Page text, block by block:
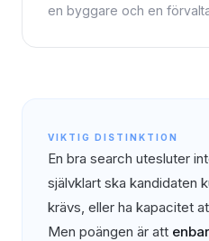
en byggare och en
VIKTIG DISTINKTION
En bra search utesluter
självklart ska kandidaten
krävs, eller ha kapacitet
Men poängen är att